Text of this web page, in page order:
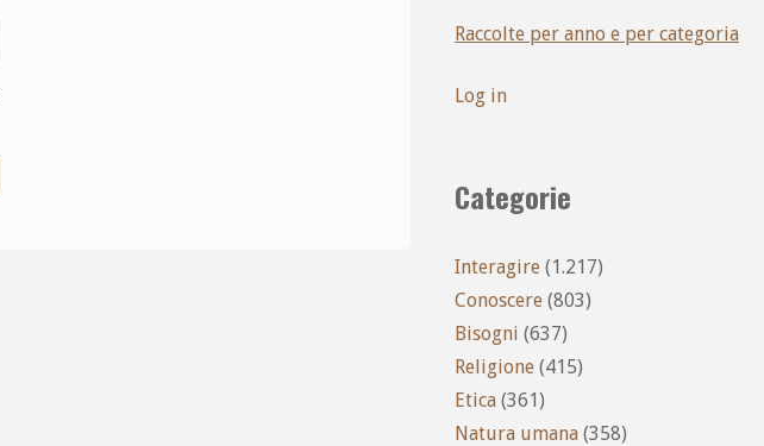
Raccolte per anno e per categoria
Log in
Categorie
Interagire (1.217)
Conoscere (803)
Bisogni (637)
Religione (415)
Etica (361)
Natura umana (358)